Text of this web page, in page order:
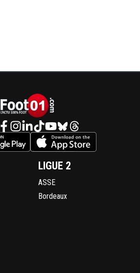
LIGUE 2
ASSE
Bordeaux